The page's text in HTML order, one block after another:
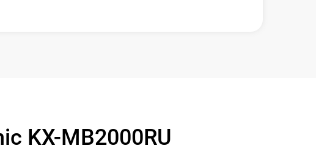
KX-MB2000RU